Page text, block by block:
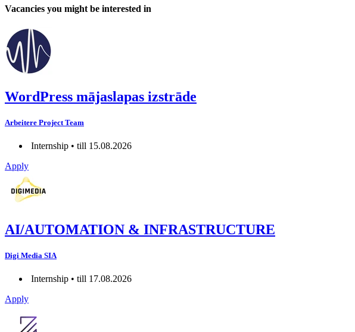
Vacancies you might be interested in
WordPress mājaslapas izstrāde
Arbeitere Project Team
Internship • till 15.08.2026
Apply
AI/AUTOMATION & INFRASTRUCTURE
Digi Media SIA
Internship • till 17.08.2026
Apply